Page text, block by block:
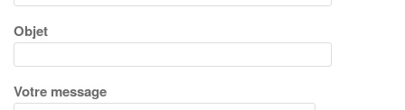
Objet
Votre message